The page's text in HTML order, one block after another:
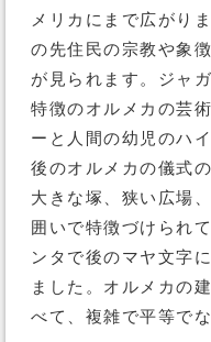
メリカにまで広がり
の先住民の宗教や象
が見られます。ジャ
特徴のオルメカの芸
ーと人間の幼児のハ
後のオルメカの儀式
大きな塚、狭い広場
囲いで特徴づけられ
ンタで後のマヤ文字
ました。オルメカの
べて、複雑で平等で